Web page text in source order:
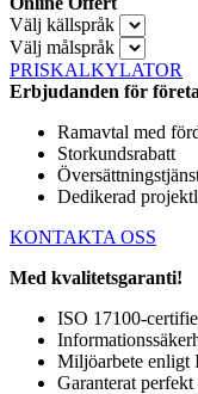
Välj källspråk
Välj målspråk
PRISKALKYLATOR
Erbjudanden för
Ramavtal med
Storkundsrabatt
Dedikerad
KONTAKTA OSS
Med kvalitetsgaranti!
ISO 17100-
Miljöarbete enligt
Garanterat